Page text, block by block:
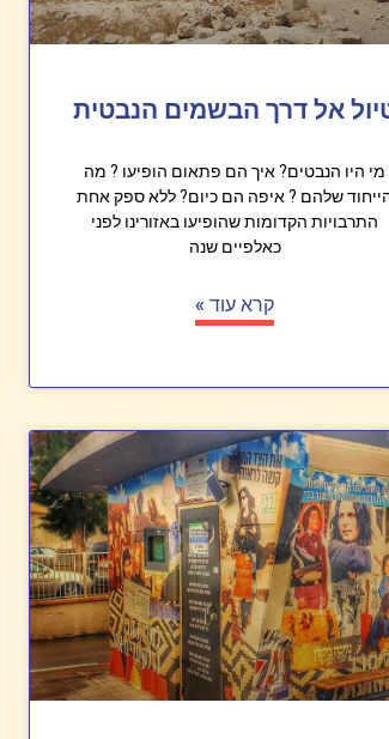
אל דרך הבשמים הנבטית
מי היו הנבטים? איך הם פתאום הופיעו ? מה
שלהם ? איפה הם כיום? ללא ספק אחת
התרבויות הקדומות שהופיעו באזורינו לפני
כאלפיים שנה
קרא עוד »